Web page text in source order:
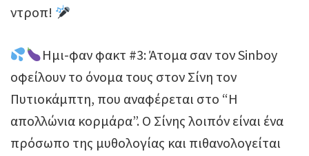
ντροπ!
Ημι-φαν φακτ #3: Άτομα σαν τον Sinboy
οφείλουν το όνομα τους στον Σίνη τον
Πυτιοκάμπτη, που αναφέρεται στο “Η
απολλώνια κορμάρα”. Ο Σίνης λοιπόν είναι ένα
πρόσωπο της μυθολογίας και πιθανολογείται